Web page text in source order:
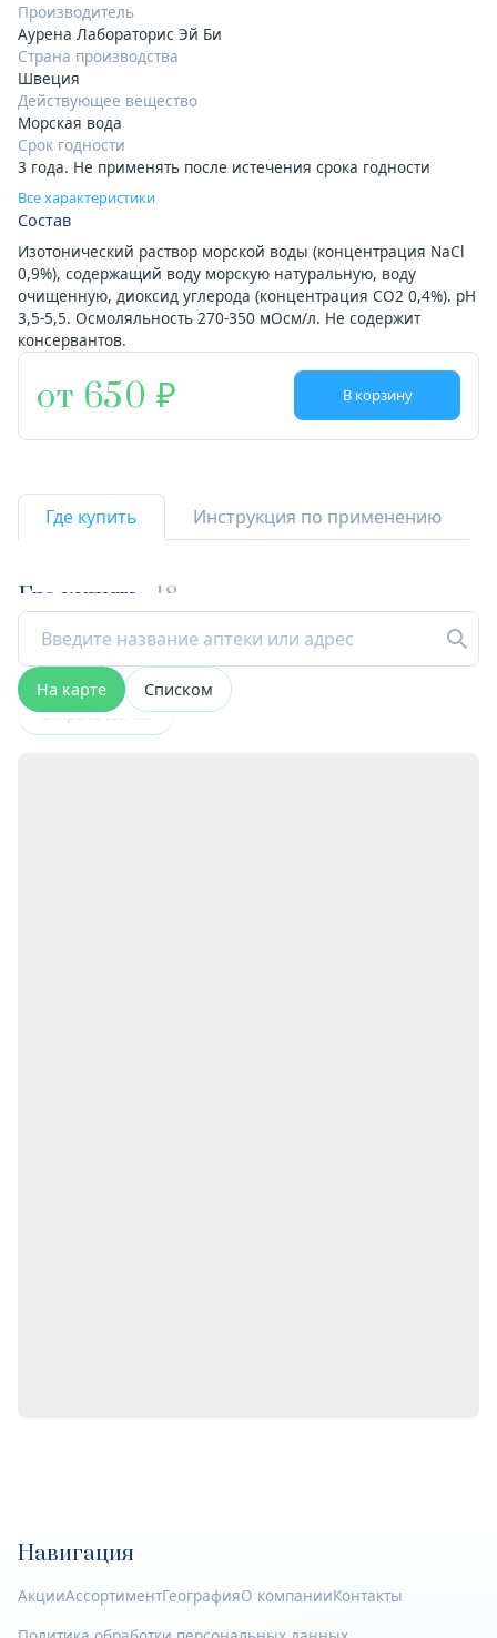
Производитель
Аурена Лабораторис Эй Би
Страна производства
Швеция
Действующее вещество
Морская вода
Срок годности
3 года. Не применять после истечения срока годности
Все характеристики
Состав
Изотонический раствор морской воды (концентрация NaCl
0,9%), содержащий воду морскую натуральную, воду
очищенную, диоксид углерода (концентрация СО2 0,4%). рН
3,5-5,5. Осмоляльность 270-350 мОсм/л. Не содержит
консервантов.
от 650 В корзину
Где купить Инструкция по применению
Где купить 18
На карте Списком
Открыта сейчас
Навигация
АкцииАссортиментГеографияО компанииКонтакты